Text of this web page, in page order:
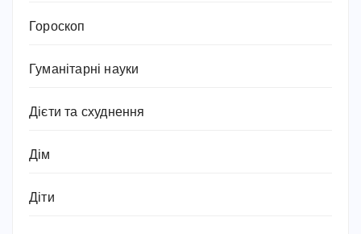
Гороскоп
Гуманітарні науки
Дієти та схуднення
Дім
Діти